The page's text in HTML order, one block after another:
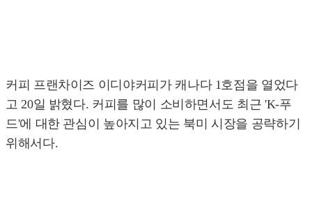
커피 프랜차이즈 이디야커피가 캐나다 1호점을 열었다
고 20일 밝혔다. 커피를 많이 소비하면서도 최근 'K-푸
드'에 대한 관심이 높아지고 있는 북미 시장을 공략하기
위해서다.